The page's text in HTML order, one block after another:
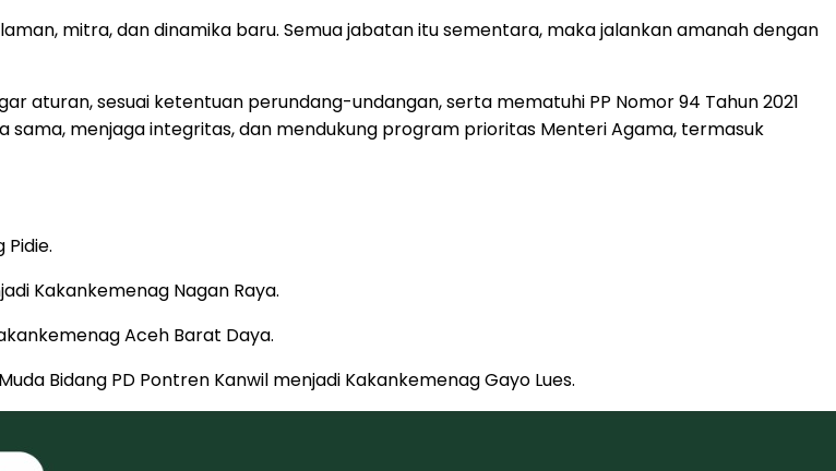
mitra, dan dinamika baru. Semua jabatan itu sementara, maka jalankan amanah dengan
aturan, sesuai ketentuan perundang-undangan, serta mematuhi PP Nomor 94 Tahun 2021
sama, menjaga integritas, dan mendukung program prioritas Menteri Agama, termasuk
Pidie.
Kakankemenag Nagan Raya.
Aceh Barat Daya.
Bidang PD Pontren Kanwil menjadi Kakankemenag Gayo Lues.